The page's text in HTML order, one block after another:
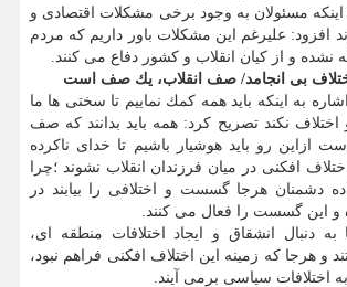
اینكه مسئولان به وجود برخی مشكلات اقتصادی و
افزود: علیرغم این مشكلات باور داریم كه مردم
نشده و از كیان انقلاب و كشور دفاع می كنند.
بی انجامد/ صف انقلاب، یك صف است
به اینكه باید همه كمك نماییم تا سختی ها ما
نكند تصریح كرد: همه باید بدانند كه صف
ازاین رو باید هوشیار باشیم تا خدای ناكرده
افكنی در میان فرزندان انقلاب نشوند ؛چرا
دشمنان هرجا گسست و اختلافی را بیابند در
و این گسست را فعال می كنند.
به دنبال انشقاق و ایجاد اختلافات منطقه ای،
و هرجا كه زمینه این اختلاف افكنی فراهم نبود،
اختلافات سیاسی برمی آیند.